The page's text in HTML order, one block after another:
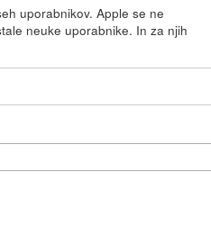
uporabnikov. Apple se ne
neuke uporabnike. In za njih